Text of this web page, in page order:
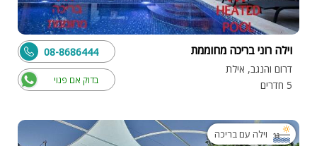
וילה רוני בריכה מחוממת
דרום והנגב, אילת
5 חדרים
בדוק אם פנוי
08-8686444
וילה עם בריכה